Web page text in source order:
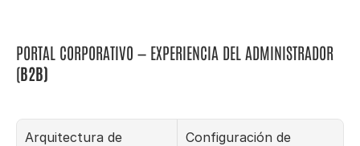
PORTAL CORPORATIVO — EXPERIENCIA DEL ADMINISTRADOR
(B2B)
Arquitectura de
Configuración de